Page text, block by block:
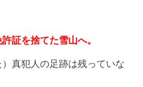
証を捨てた雪山へ。
真犯人の足跡は残っていな